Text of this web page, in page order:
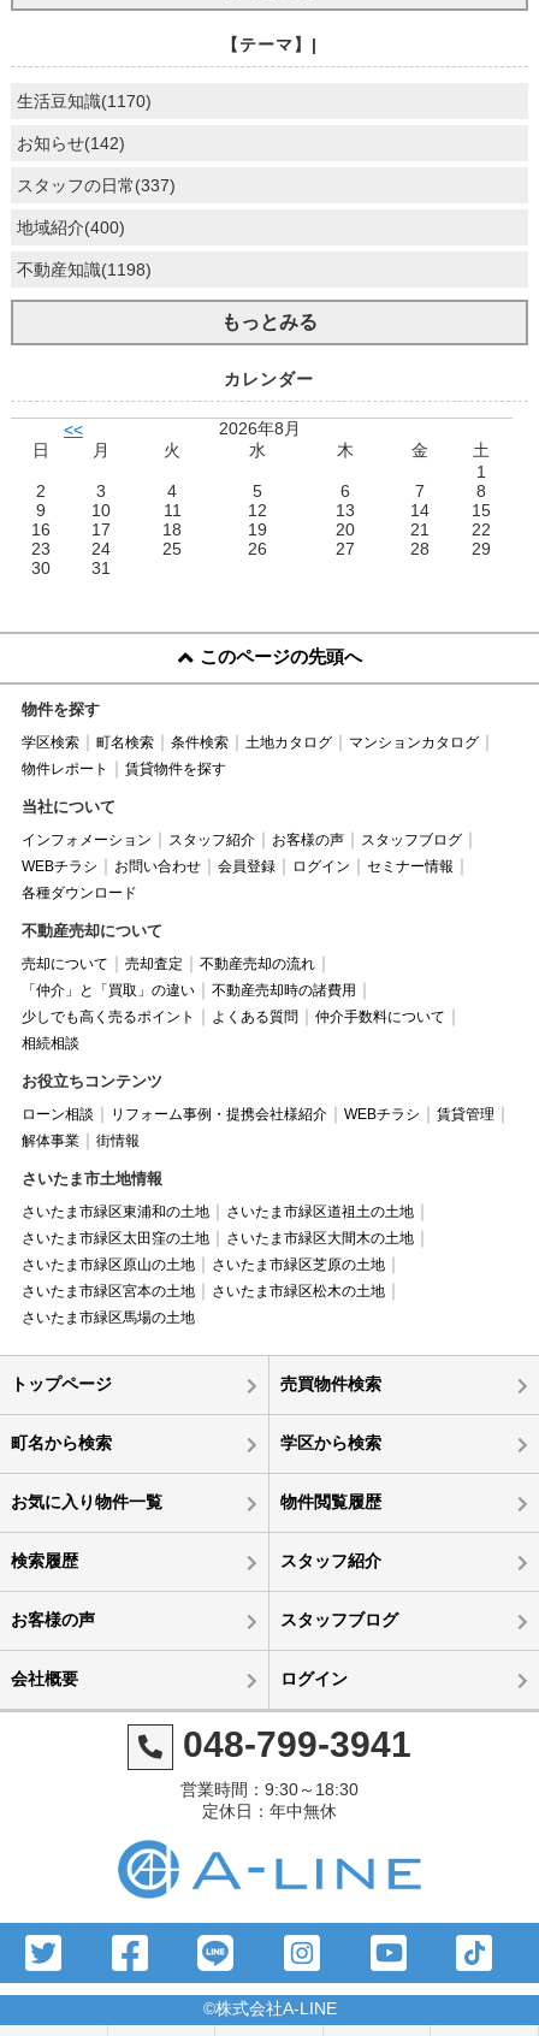
【テーマ】|
生活豆知識(1170)
お知らせ(142)
スタッフの日常(337)
地域紹介(400)
不動産知識(1198)
もっとみる
カレンダー
<<
2026年8月
日
月 火 水 木 金
土
1
2
3 4 5 6 7
8
9
10 11 12 13 14
15
16
17 18 19 20 21
22
23
24 25 26 27 28
29
30
31
このページの先頭へ
物件を探す
学区検索 町名検索 条件検索 土地カタログ
マンションカタログ
物件レポート
賃貸物件を探す
当社について
インフォメーション スタッフ紹介 お客様の声
スタッフブログ
WEBチラシ
お問い合わせ 会員登録 ログイン
セミナー情報
各種ダウンロード
不動産売却について
売却について 売却査定
不動産売却の流れ
「仲介」と「買取」の違い
不動産売却時の諸費用
少しでも高く売るポイント
よくある質問
仲介手数料について
相続相談
お役立ちコンテンツ
ローン相談 リフォーム事例・提携会社様紹介 WEBチラシ
賃貸管理
解体事業
街情報
さいたま市土地情報
さいたま市緑区東浦和の土地
さいたま市緑区道祖土の土地
さいたま市緑区太田窪の土地
さいたま市緑区大間木の土地
さいたま市緑区原山の土地
さいたま市緑区芝原の土地
さいたま市緑区宮本の土地
さいたま市緑区松木の土地
さいたま市緑区馬場の土地
トップページ 売買物件検索
町名から検索 学区から検索
お気に入り物件一覧 物件閲覧履歴
検索履歴 スタッフ紹介
お客様の声 スタッフブログ
会社概要 ログイン
048-799-3941
営業時間：9:30～18:30
定休日：年中無休
©株式会社A-LINE